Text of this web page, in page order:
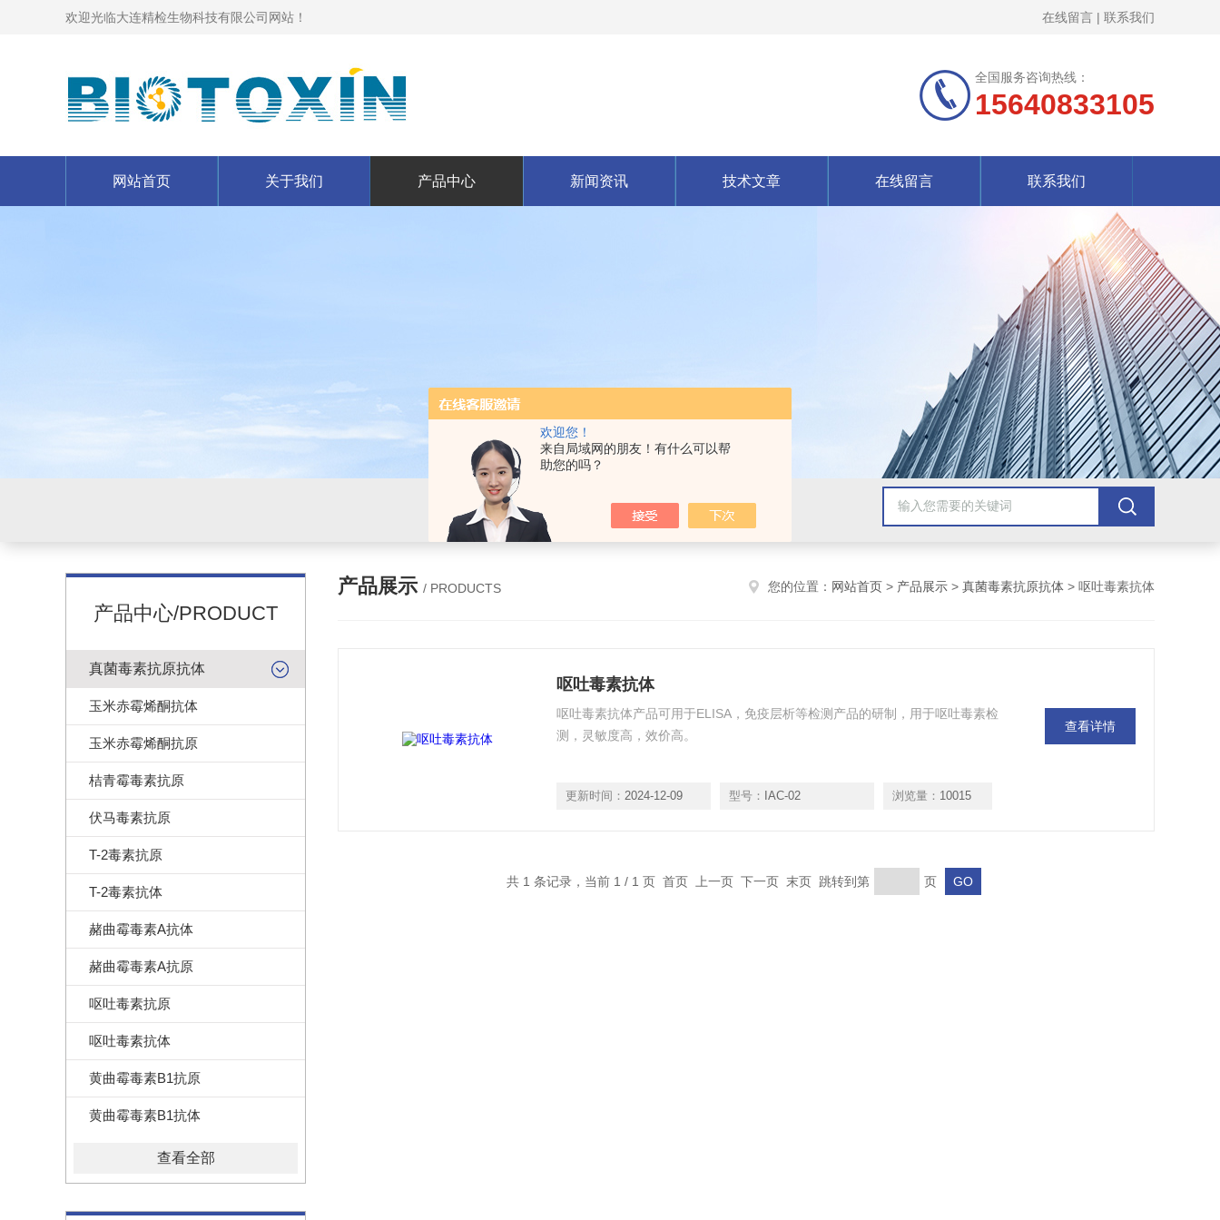
欢迎您！
来自局域网的朋友！有什么可以帮
助您的吗？
欢迎光临大连精检生物科技有限公司网站！ 在线留言 | 联系我们
全国服务咨询热线：
15640833105
网站首页 关于我们 产品中心 新闻资讯 技术文章 在线留言 联系我们
产品中心/PRODUCT
真菌毒素抗原抗体
玉米赤霉烯酮抗体
玉米赤霉烯酮抗原
桔青霉毒素抗原
伏马毒素抗原
T-2毒素抗原
T-2毒素抗体
赭曲霉毒素A抗体
赭曲霉毒素A抗原
呕吐毒素抗原
呕吐毒素抗体
黄曲霉毒素B1抗原
黄曲霉毒素B1抗体
查看全部
产品展示 / PRODUCTS 您的位置： 网站首页 > 产品展示 > 真菌毒素抗原抗体 > 呕吐毒素抗体
呕吐毒素抗体
呕吐毒素抗体产品可用于ELISA，免疫层析等检测产品的研制，用于呕吐毒素检
测，灵敏度高，效价高。
更新时间： 2024-12-09 型号： IAC-02 浏览量： 10015
查看详情
共 1 条记录，当前 1 / 1 页 首页 上一页 下一页 末页 跳转到第 页